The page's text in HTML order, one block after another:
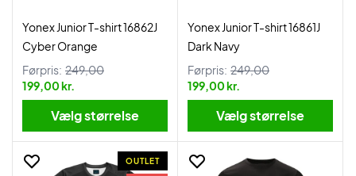
Yonex Junior T-shirt 16862J
Cyber Orange
Førpris: 249,00
199,00 kr.
Vælg størrelse
Yonex Junior T-shirt 16861J
Dark Navy
Førpris: 249,00
199,00 kr.
Vælg størrelse
OUTLET